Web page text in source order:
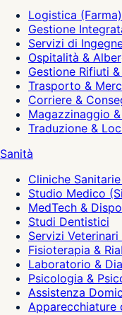
Logistica (Farma)
Gestione
Servizi di
Ospitalità &
Gestione Rifiuti
Trasporto &
Corriere &
Magazzinaggio
Traduzione &
Sanità
Cliniche
Studio Medico
MedTech &
Studi Dentistici
Servizi
Fisioterapia &
Laboratorio &
Psicologia &
Assistenza
Apparecchiature